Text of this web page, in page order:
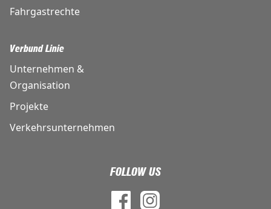
Fahrgastrechte
Verbund Linie
Unternehmen &
Organisation
Projekte
Verkehrsunternehmen
FOLLOW US